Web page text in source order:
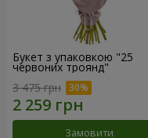
Букет з упаковкою "25
червоних троянд"
3 475 грн
Замовити